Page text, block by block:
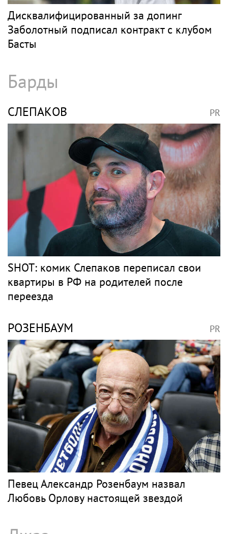
Рэпер ST получил награду от Путина
БАСТА
Дисквалифицированный за допинг
Заболотный подписал контракт с клубом
Басты
Барды
СЛЕПАКОВ